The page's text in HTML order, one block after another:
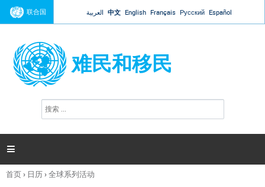
Jump to navigation
联合国 العربية 中文 English Français Русский Español
难民和移民
搜
索

你
首页› 日历›全球系列活动